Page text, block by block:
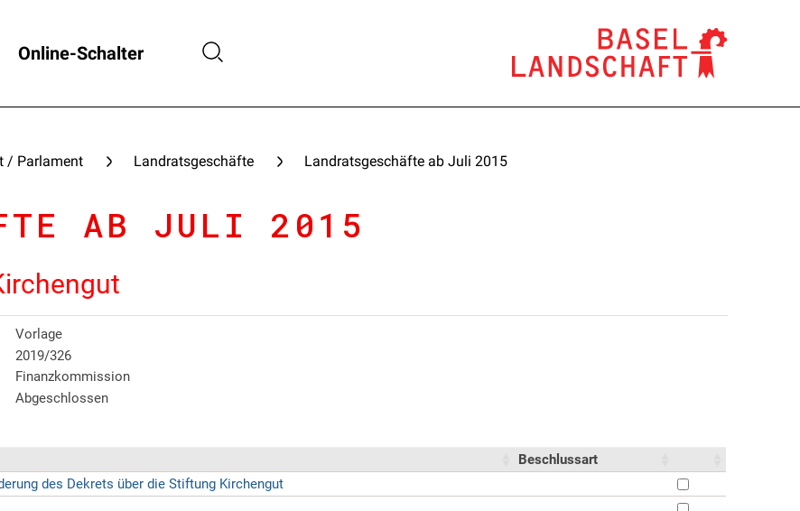
Online-Schalter
/ Parlament Landratsgeschäfte Landratsgeschäfte ab Juli 2015
AB JULI 2015